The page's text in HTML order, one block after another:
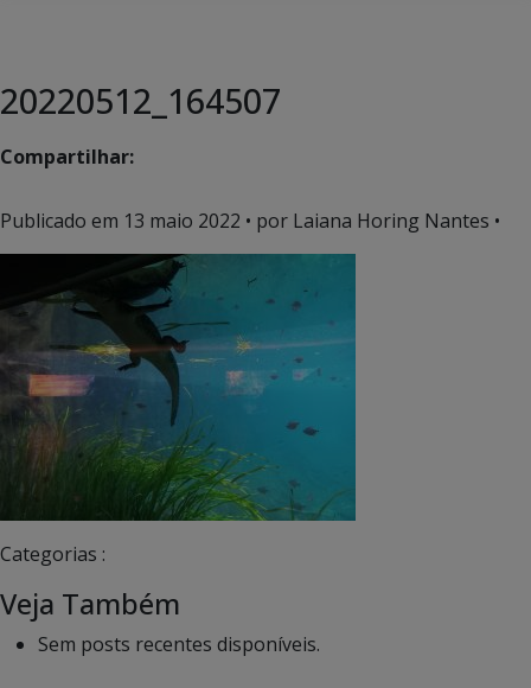
20220512_164507
Compartilhar:
Publicado em 13 maio 2022 • por Laiana Horing Nantes •
Categorias :
Veja Também
Sem posts recentes disponíveis.